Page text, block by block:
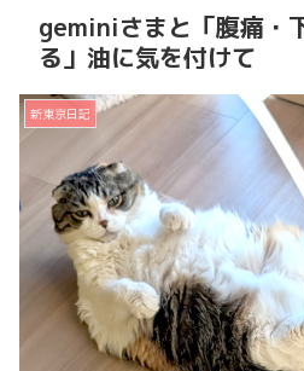
geminiさまと「腹痛・
る」油に気を付けて
新東京日記